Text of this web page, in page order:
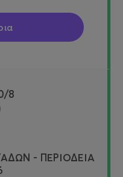
8
- ΠΕΡΙΟΔΕΙΑ